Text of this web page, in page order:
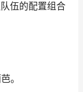
伍的配置组合
。